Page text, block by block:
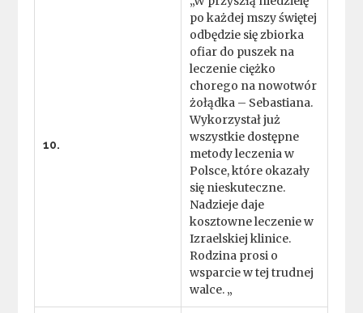
10.
po każdej mszy świętej
odbędzie się zbiorka
ofiar do puszek na
leczenie ciężko
chorego na nowotwór
żołądka – Sebastiana.
Wykorzystał już
wszystkie dostępne
metody leczenia w
Polsce, które okazały
się nieskuteczne.
Nadzieje daje
kosztowne leczenie w
Izraelskiej klinice.
Rodzina prosi o
wsparcie w tej trudnej
walce. „